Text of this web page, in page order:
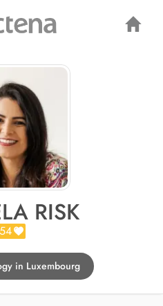
RISK
in Luxembourg